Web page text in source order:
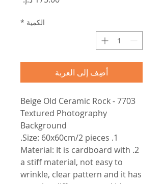
الكمية *
أضِف إلى العربة
7703 - Beige Old Ceramic Rock
Textured Photography
Background
1. Size: 60x60cm/2 pieces.
2. Material: It is cardboard with
a stiff material, not easy to
wrinkle, clear pattern and it has